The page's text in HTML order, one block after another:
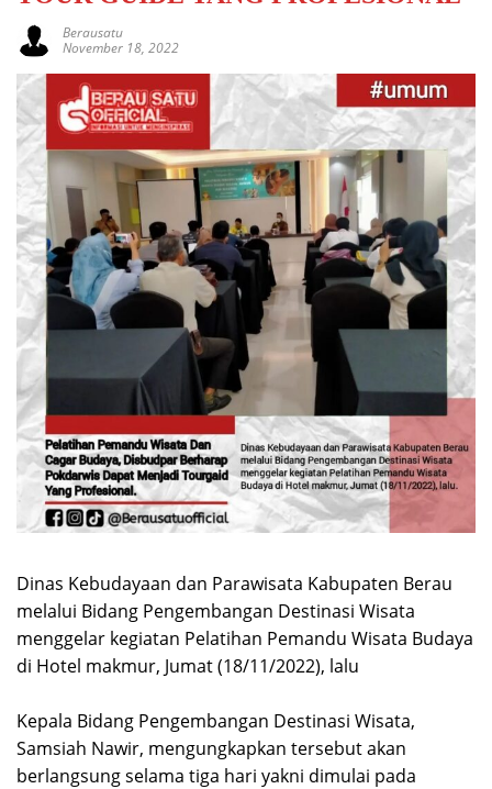
Berausatu
November 18, 2022
Dinas Kebudayaan dan Parawisata Kabupaten Berau
melalui Bidang Pengembangan Destinasi Wisata
menggelar kegiatan Pelatihan Pemandu Wisata Budaya
di Hotel makmur, Jumat (18/11/2022), lalu
Kepala Bidang Pengembangan Destinasi Wisata,
Samsiah Nawir, mengungkapkan tersebut akan
berlangsung selama tiga hari yakni dimulai pada